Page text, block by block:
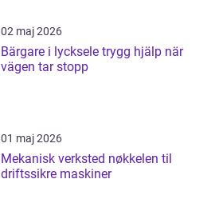
02 maj 2026
Bärgare i lycksele trygg hjälp när
vägen tar stopp
01 maj 2026
Mekanisk verksted nøkkelen til
driftssikre maskiner